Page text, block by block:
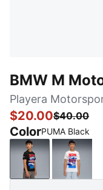
BMW M
Playera
$20.00$40.00
ColorPUMA Black
PUMA BlackPUMA